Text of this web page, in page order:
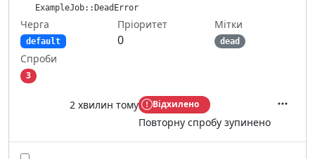
ExampleJob::DeadError
Черга
default
Пріоритет
0
Мітки
dead
Спроби
3
2 хвилин тому Відхилено
Повторну спробу зупинено